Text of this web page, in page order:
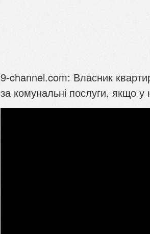
9-channel.com: Власник
за комунальні послуги, якщо у